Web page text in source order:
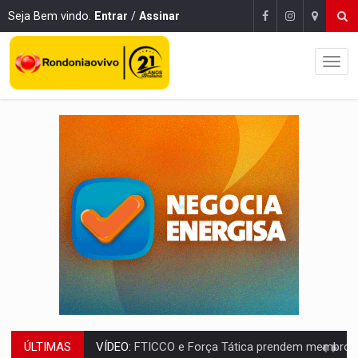
Seja Bem vindo. Entrar / Assinar
ÚLTIMAS INCLUSÃO:Prefeitura fortalece parceria com a APAE para ampliar ações